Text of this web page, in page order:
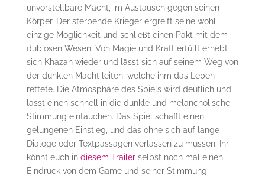
unvorstellbare Macht, im Austausch gegen seinen
Körper. Der sterbende Krieger ergreift seine wohl
einzige Möglichkeit und schließt einen Pakt mit dem
dubiosen Wesen. Von Magie und Kraft erfüllt erhebt
sich Khazan wieder und lässt sich auf seinem Weg von
der dunklen Macht leiten, welche ihm das Leben
rettete. Die Atmosphäre des Spiels wird deutlich und
lässt einen schnell in die dunkle und melancholische
Stimmung eintauchen. Das Spiel schafft einen
gelungenen Einstieg, und das ohne sich auf lange
Dialoge oder Textpassagen verlassen zu müssen. Ihr
könnt euch in diesem Trailerselbst noch mal einen
Eindruck von dem Game und seiner Stimmung